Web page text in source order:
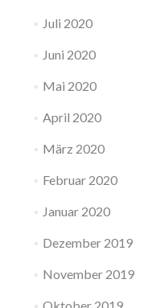
Juli 2020
Juni 2020
Mai 2020
April 2020
März 2020
Februar 2020
Januar 2020
Dezember 2019
November 2019